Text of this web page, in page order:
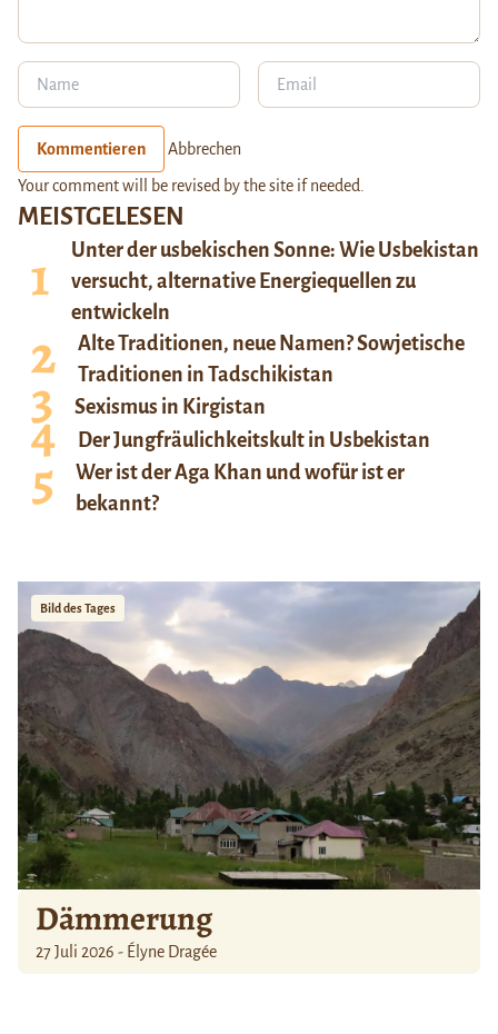
MEISTGELESEN
Unter der usbekischen Sonne: Wie Usbekistan
versucht, alternative Energiequellen zu
entwickeln
Alte Traditionen, neue Namen? Sowjetische
Traditionen in Tadschikistan
Sexismus in Kirgistan
Der Jungfräulichkeitskult in Usbekistan
Wer ist der Aga Khan und wofür ist er
bekannt?
Bild des Tages
Dämmerung
27 Juli 2026 - Élyne Dragée
Kommentieren Abbrechen
Your comment will be revised by the site if needed.